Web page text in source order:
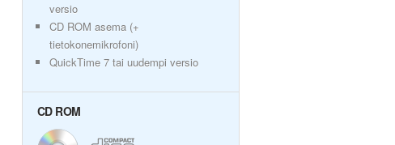
versio
CD ROM asema (+
tietokonemikrofoni)
QuickTime 7 tai uudempi versio
CD ROM